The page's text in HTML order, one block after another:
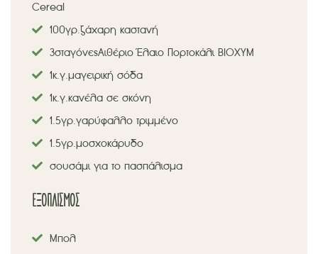
Cereal
100 γρ. ζάχαρη καστανή
3 σταγόνεςΑιθέριο Έλαιο Πορτοκάλι ΒΙΟΧΥΜ
1 κ.γ. μαγειρική σόδα
1 κ.γ. κανέλα σε σκόνη
1.5 γρ. γαρύφαλλο τριμμένο
1.5 γρ. μοσχοκάρυδο
σουσάμι για το πασπάλισμα
ΕΞΟΠΛΙΣΜΟΣ
Μπολ